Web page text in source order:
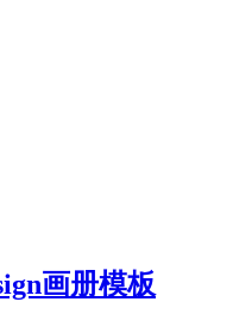
画册模板